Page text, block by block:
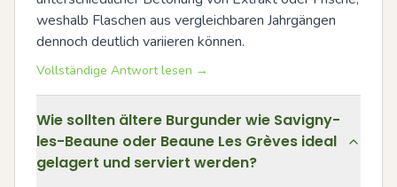
weshalb Flaschen aus vergleichbaren Jahrgängen
dennoch deutlich variieren können.
Vollständige Antwort lesen →
Wie sollten ältere Burgunder wie Savigny-
les-Beaune oder Beaune Les Grèves ideal
gelagert und serviert werden?